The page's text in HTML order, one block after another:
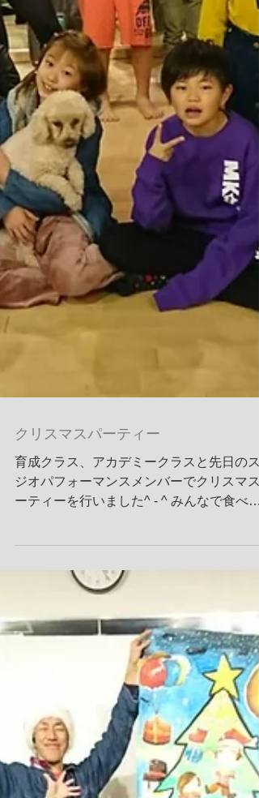
クリスマスパーティー
育成クラス、アカデミークラスと先日のス
ジオパフォーマンスメンバーでクリスマス
を持ち寄り、準備をして楽しいひと時でし